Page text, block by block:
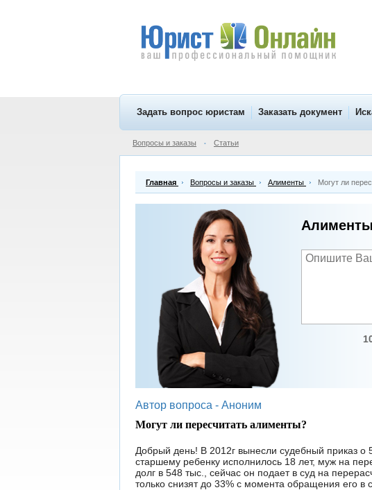
Задать вопрос юристам Заказать документ
Вопросы и заказы • Статьи
Главная Вопросы и заказы Алименты Могут ли
Автор вопроса - Аноним
Могут ли пересчитать алименты?
Добрый день! В 2012г вынесли судебный приказ о
старшему ребенку исполнилось 18 лет, муж на
долг в 548 тыс., сейчас он подает в суд на
только снизят до 33% с момента обращения его в